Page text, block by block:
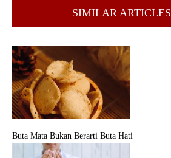
SIMILAR ARTICLES
Buta Mata Bukan Berarti Buta Hati